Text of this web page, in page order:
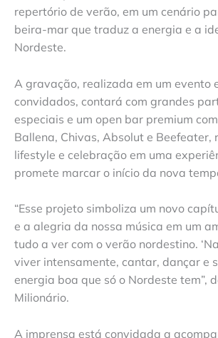
repertório de verão, em um cenário
beira-mar que traduz a energia e a
Nordeste.
A gravação, realizada em um evento
convidados, contará com grandes
especiais e um open bar premium
Ballena, Chivas, Absolut e Beefeater,
lifestyle e celebração em uma
promete marcar o início da nova
“Esse projeto simboliza um novo
e a alegria da nossa música em um
tudo a ver com o verão nordestino.
viver intensamente, cantar, dançar e
energia boa que só o Nordeste tem”,
Milionário.
A imprensa está convidada a